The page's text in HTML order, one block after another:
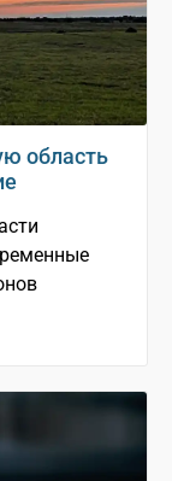
область